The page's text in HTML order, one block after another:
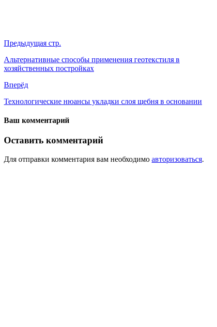
Предыдущая стр.
Альтернативные способы применения геотекстиля в
хозяйственных постройках
Вперёд
Технологические нюансы укладки слоя щебня в основании
Ваш комментарий
Оставить комментарий
Для отправки комментария вам необходимо авторизоваться.